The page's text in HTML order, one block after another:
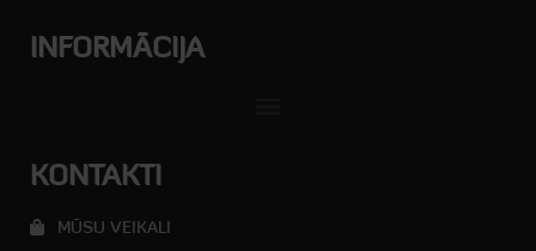
INFORMĀCIJA
KONTAKTI
MŪSU VEIKALI